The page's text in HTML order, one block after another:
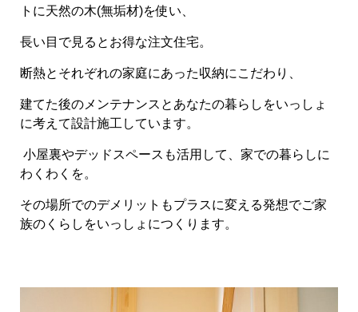
トに天然の木(無垢材)を使い、
長い目で見るとお得な注文住宅。
断熱とそれぞれの家庭にあった収納にこだわり、
建てた後のメンテナンスとあなたの暮らしをいっしょ
に考えて設計施工しています。
小屋裏やデッドスペースも活用して、家での暮らしに
わくわくを。
その場所でのデメリットもプラスに変える発想でご家
族のくらしをいっしょにつくります。